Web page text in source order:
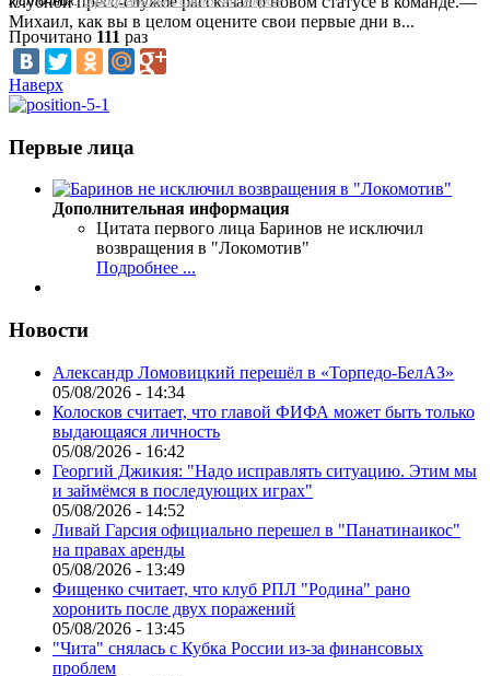
Михаил, как вы в целом оцените свои первые дни в...
Прочитано 111 раз
Наверх
Первые лица
Дополнительная информация
Цитата первого лица Баринов не исключил
возвращения в "Локомотив"
Подробнее ...
Новости
Александр Ломовицкий перешёл в «Торпедо-БелАЗ»
05/08/2026 - 14:34
Колосков считает, что главой ФИФА может быть только
выдающаяся личность
05/08/2026 - 16:42
Георгий Джикия: "Надо исправлять ситуацию. Этим мы
и займёмся в последующих играх"
05/08/2026 - 14:52
Ливай Гарсия официально перешел в "Панатинаикос"
на правах аренды
05/08/2026 - 13:49
Фищенко считает, что клуб РПЛ "Родина" рано
хоронить после двух поражений
05/08/2026 - 13:45
"Чита" снялась с Кубка России из-за финансовых
проблем